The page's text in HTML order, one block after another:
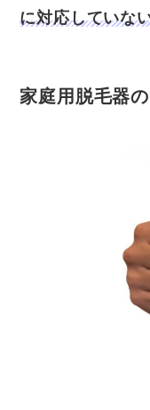
に対応していな
家庭用脱毛器